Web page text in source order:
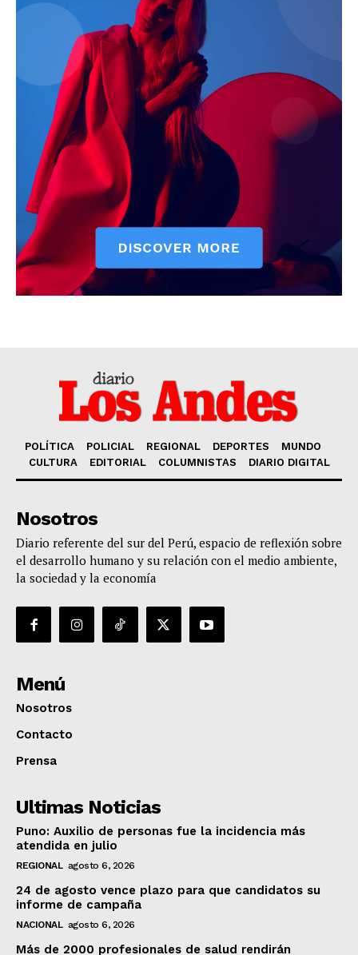
POLÍTICA POLICIAL REGIONAL DEPORTES
MUNDO
CULTURA
EDITORIAL COLUMNISTAS DIARIO DIGITAL
Nosotros
Diario referente del sur del Perú, espacio de reflexión sobre
el desarrollo humano y su relación con el medio ambiente,
la sociedad y la economía
Menú
Nosotros
Contacto
Prensa
Ultimas Noticias
Puno: Auxilio de personas fue la incidencia más
atendida en julio
REGIONAL agosto 6, 2026
24 de agosto vence plazo para que candidatos su
informe de campaña
NACIONAL agosto 6, 2026
Más de 2000 profesionales de salud rendirán